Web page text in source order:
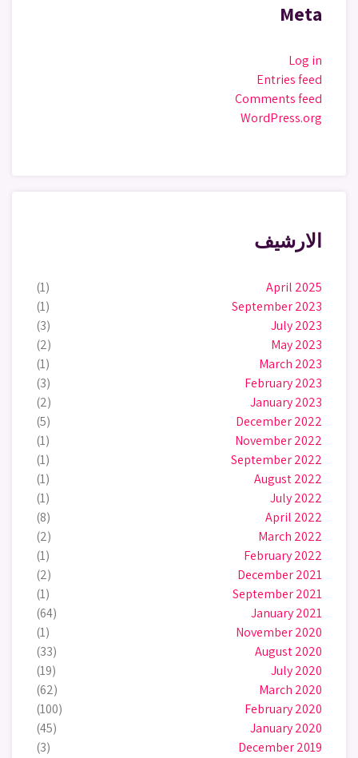
Meta
Log in
Entries feed
Comments feed
WordPress.org
الارشيف
April 2025
(1)
September 2023
(1)
July 2023
(3)
May 2023
(2)
March 2023
(1)
February 2023
(3)
January 2023
(2)
December 2022
(5)
November 2022
(1)
September 2022
(1)
August 2022
(1)
July 2022
(1)
April 2022
(8)
March 2022
(2)
February 2022
(1)
December 2021
(2)
September 2021
(1)
January 2021
(64)
November 2020
(1)
August 2020
(33)
July 2020
(19)
March 2020
(62)
February 2020
(100)
January 2020
(45)
December 2019
(3)